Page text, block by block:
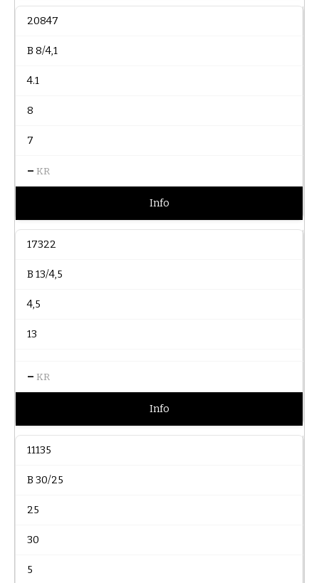
20847
B 8/4,1
4.1
8
7
– KR
Info
17322
B 13/4,5
4,5
13
– KR
Info
11135
B 30/25
25
30
5